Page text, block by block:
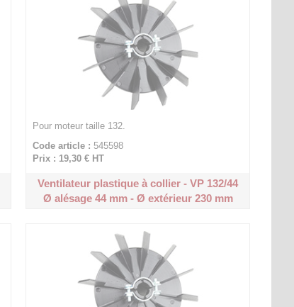
Pour moteur taille 132.
Code article : 545598
Prix : 19,30 € HT
Ventilateur plastique à collier - VP 132/44
Ø alésage 44 mm - Ø extérieur 230 mm